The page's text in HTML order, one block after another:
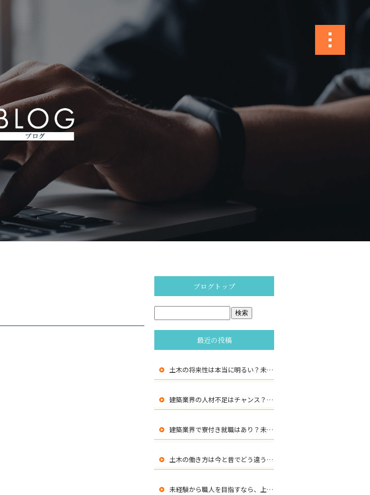
ブログトップ
最近の投稿
土木の将来性は本当に明るい？未経験の若手が注目される理由
建築業界の人材不足はチャンス？未経験が求められる理由
建築業界で寮付き就職はあり？未経験が安心できる理由
土木の働き方は今と昔でどう違う？若手が増える理由
未経験から職人を目指すなら、上下水道工事が狙い目？